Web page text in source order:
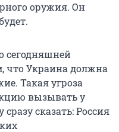
оружия. Он
сегодняшней
что Украина должна
Такая угроза
вызывать у
сказать: Россия